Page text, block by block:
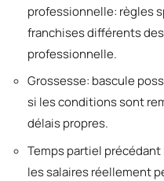
professionnelle: règles
franchises différents
professionnelle.
Grossesse: bascule
si les conditions sont
délais propres.
Temps partiel
les salaires réellement